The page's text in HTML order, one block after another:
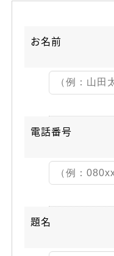
お名前
電話番号
題名